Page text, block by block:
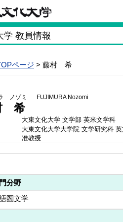
学 教員情報
ページ > 藤村 希
ノゾミ FUJIMURA Nozomi
希
大東文化大学 文学部 英米文学科
大東文化大学大学院 文学研究科
准教授
分野
圏文学